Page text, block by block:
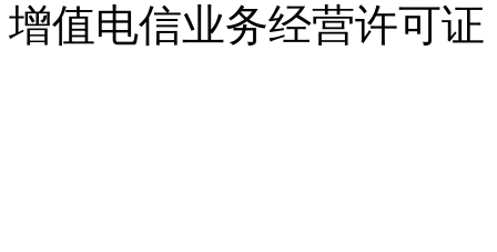
增值电信业务经营许可证